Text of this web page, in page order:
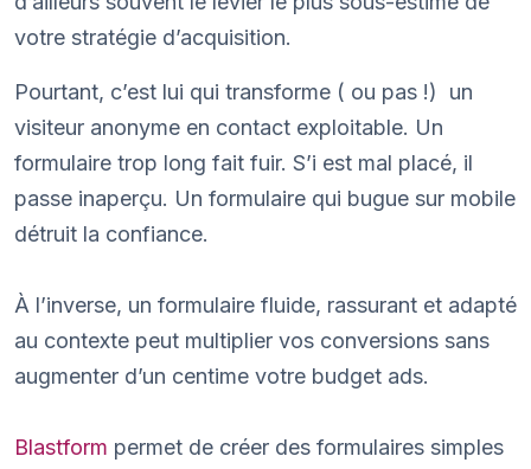
votre stratégie d’acquisition.
Pourtant, c’est lui qui transforme ( ou pas !) un
visiteur anonyme en contact exploitable. Un
formulaire trop long fait fuir. S’i est mal placé, il
passe inaperçu. Un formulaire qui bugue sur mobile
détruit la confiance.
À l’inverse, un formulaire fluide, rassurant et adapté
au contexte peut multiplier vos conversions sans
augmenter d’un centime votre budget ads.
Blastform permet de créer des formulaires simples